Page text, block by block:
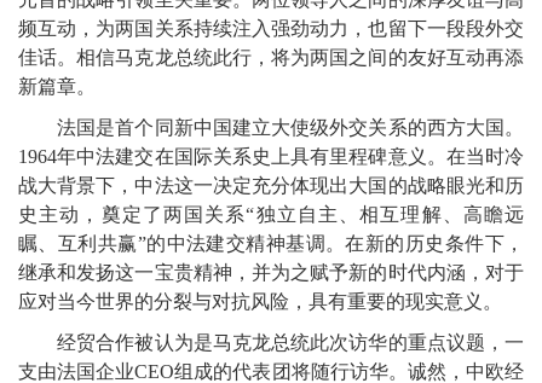
频互动，为两国关系持续注入强劲动力，也留下一段段外交
佳话。相信马克龙总统此行，将为两国之间的友好互动再添
新篇章。
法国是首个同新中国建立大使级外交关系的西方大国。
1964年中法建交在国际关系史上具有里程碑意义。在当时冷
战大背景下，中法这一决定充分体现出大国的战略眼光和历
史主动，奠定了两国关系“独立自主、相互理解、高瞻远
瞩、互利共赢”的中法建交精神基调。在新的历史条件下，
继承和发扬这一宝贵精神，并为之赋予新的时代内涵，对于
应对当今世界的分裂与对抗风险，具有重要的现实意义。
经贸合作被认为是马克龙总统此次访华的重点议题，一
支由法国企业CEO组成的代表团将随行访华。诚然，中欧经